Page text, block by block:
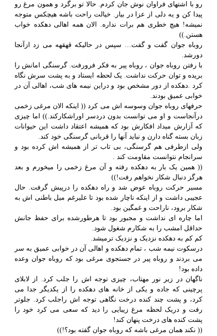
رو با اشتهای فراوان نوش جان کردم. حالا تو برگرد و همون مرغ رو
پیدا کن و یه دلی از عزا در بیار. خیالت راحت باشه هیچکس متوجه
نمیشه! هیچ خطری هم برات نداره. الان همه اهالی دهکده خواب
هستن.))
روباه جوان گفت و گفت… سپس در حالیکه قهقهه می زد ازآنجا
دورشد.
با رفتن روباه جوان ، روباه پیر به فکر فرورفت. گرسنگی امانش را
بریده و توان حرکت نداشت. یک لحظه ایستاد و به پشت سرش نگاه
کرد .دهکده از دور مشخص بود و دراین نیمه های شب، اهالی آن در
خوابی عمیق بودند.
حرفهای روباه جوان وسوسه اش می کرد (( اینکه الان مرغی زخمی
درآنجاست و او می توانست بدون دردسر اوراشکارکند.)) اما چیزی
که آزارش میداد افکارش بود که همیشه اعتقاد داشت این حیوانات
زبان بسته گناه دارن و نباید آنها را قربانی گرسنگی خود کند.
ولی ازطرفی هم گرسنگی، بی تاب تر از همیشه اش کرده بود و
سرانجام نتوانست مقاومت کند .
(( همین یک بار به دهکده رفته و آن مرغ زخمی را میخورم و بعد
هرگز دنبال شکار نخواهم رفت!))
مسیر حرکت روباه عوض شد و راه دهکده را درپیش گرفت. حال
عجیبی داشت و از اینکه ناچار شده بود تا علیرغم میل باطنی اش به
شکار برود، ناراحت و غمگین بود.
اما چاره ای نداشت و مجبور بود تا هرطورشده برای حفظ جانش
حداقل امشب را به شکارم شغول شود.
کم کم به دهکده نزدیک و نزدیک ترمیشد.
درسکوت نیمه شب ، تمام دهکده و اهالی آن در خوابی عمیق به سر
می بردند و روباه پیر در جستجوی مرغی بود که روباه جوان وعده
داده بود!
ناگهان در زیر نور مهتاب، چیزی توجه اش را جلب کرد. از لابلای
پرچینی که جاده و یکی از خانه های دهکده را از یکدیگر جدا می
کرد، و پشت چند کنده درخت نگاهی توجه اش راجلب کرد. جلوتر
رفت و دریک لحظه مرغ زیبایی را دید که سعی می کرد خود را
پشت کنده های درخت پنهان کند!
(( نکند همان مرغی باشه که روباه جوان گفته بود؟!))